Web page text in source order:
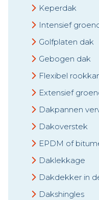
Keperdak
Intensief
Golfplaten dak
Gebogen dak
Flexibel
Extensief
Dakpannen
Dakoverstek
EPDM of
Daklekkage
Dakdekker in
Dakshingles